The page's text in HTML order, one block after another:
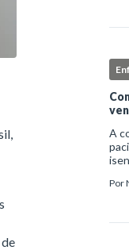
A
Por